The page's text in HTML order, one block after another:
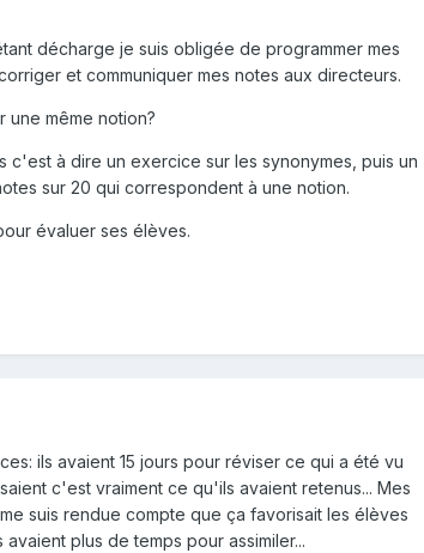
décharge je suis obligée de programmer mes
et communiquer mes notes aux directeurs.
une même notion?
à dire un exercice sur les synonymes, puis un
sur 20 qui correspondent à une notion.
évaluer ses élèves.
ils avaient 15 jours pour réviser ce qui a été vu
c'est vraiment ce qu'ils avaient retenus... Mes
suis rendue compte que ça favorisait les élèves
plus de temps pour assimiler...